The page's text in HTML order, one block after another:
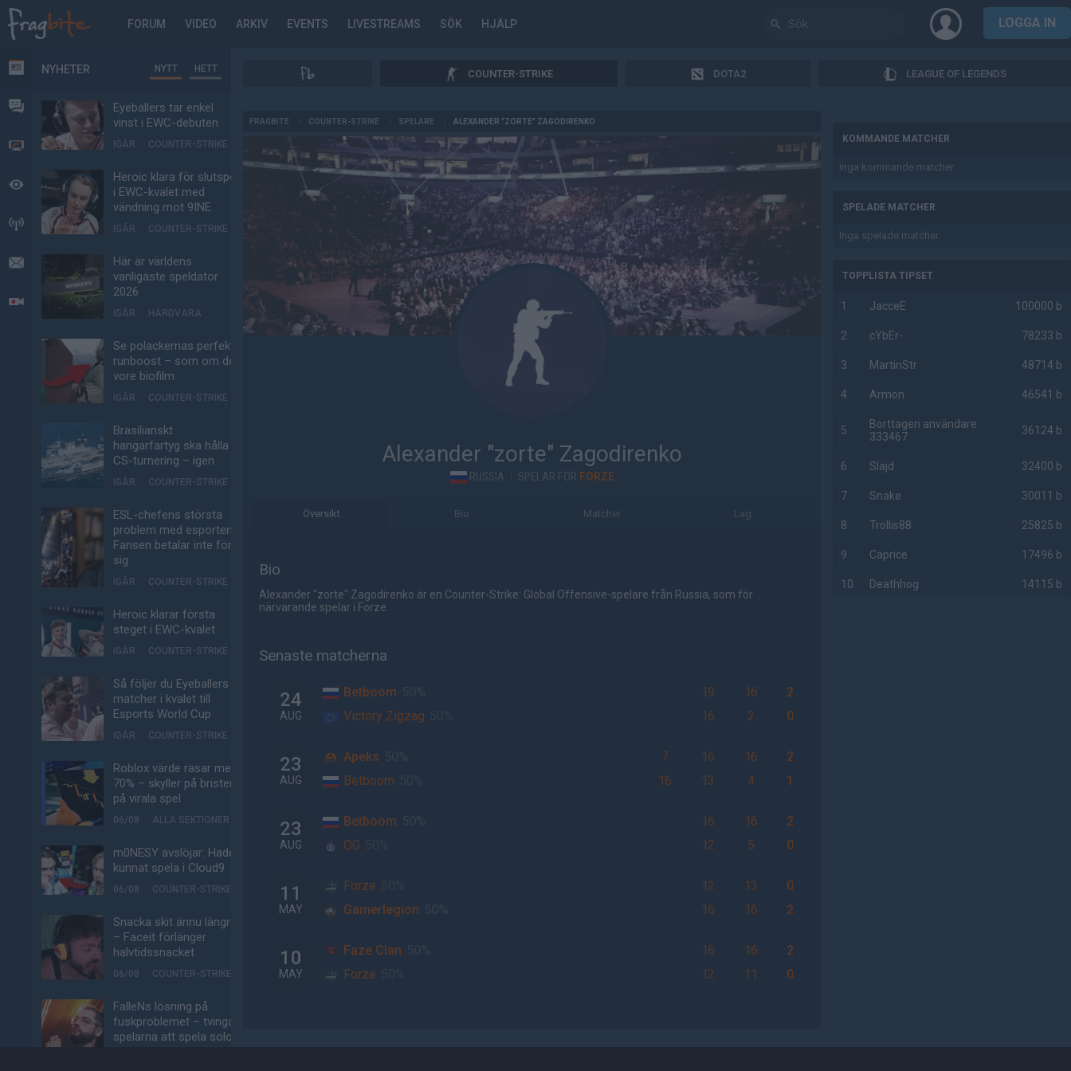
FORUM VIDEO ARKIV EVENTS LIVESTREAMS SÖK HJÄLP LOGGA IN
NYHETER
FORUM
VIDEO
BEVAKAT
HÄNDELSER
LIVESÄNDNINGAR
NYHETER NYTT HETT
Eyeballers tar enkel
vinst i EWC-debuten
IGÅR COUNTER-STRIKE
Heroic klara för slutspel
i EWC-kvalet med
vändning mot 9INE
IGÅR COUNTER-STRIKE
Här är världens
vanligaste speldator
2026
IGÅR HÅRDVARA
Se polackernas perfekta
runboost – som om det
vore biofilm
IGÅR COUNTER-STRIKE
Brasilianskt
hangarfartyg ska hålla
CS-turnering – igen
IGÅR COUNTER-STRIKE
ESL-chefens största
problem med esporten:
Fansen betalar inte för
sig
IGÅR COUNTER-STRIKE
Heroic klarar första
steget i EWC-kvalet
IGÅR COUNTER-STRIKE
Så följer du Eyeballers
matcher i kvalet till
Esports World Cup
IGÅR COUNTER-STRIKE
Roblox värde rasar med
70% – skyller på bristen
på virala spel
06/08 ALLA SEKTIONER
m0NESY avslöjar: Hade
kunnat spela i Cloud9
06/08 COUNTER-STRIKE
Snacka skit ännu längre
– Faceit förlänger
halvtidssnacket
06/08 COUNTER-STRIKE
FalleNs lösning på
fuskproblemet – tvinga
spelarna att spela solo-
COUNTER-STRIKE DOTA2 LEAGUE OF LEGENDS
FRAGBITE COUNTER-STRIKE SPELARE ALEXANDER "ZORTE" ZAGODIRENKO
Alexander "zorte" Zagodirenko
RUSSIA SPELAR FÖR FORZE
Översikt Bio Matcher Lag
Bio
Alexander "zorte" Zagodirenko är en Counter-Strike: Global Offensive-spelare från Russia, som för
närvarande spelar i Forze.
Senaste matcherna
24
AUG
Betboom 19 16
2
Victory Zigzag
16 2 0
23
AUG
Apeks 7 16 16
2
Betboom
16 13 4 1
23
AUG
Betboom 16 16
2
OG
12 5 0
11
MAY
Forze 12 13
0
Gamerlegion
16 16 2
10
MAY
Faze Clan 16 16
2
Forze
12 11 0
KOMMANDE MATCHER
Inga kommande matcher.
SPELADE MATCHER
Inga spelade matcher.
TOPPLISTA TIPSET
1 JacceE 100000 b
2 cYbEr- 78233 b
3 MartinStr 48714 b
4 Armon 46541 b
5
Borttagen användare
333467
36124 b
6 Slajd 32400 b
7 Snake 30011 b
8 Trollis88 25825 b
9 Caprice 17496 b
10 Deathhog 14115 b